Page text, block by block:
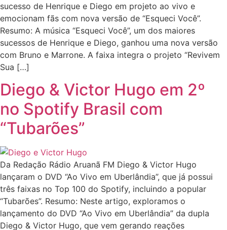
sucesso de Henrique e Diego em projeto ao vivo e
emocionam fãs com nova versão de “Esqueci Você”.
Resumo: A música “Esqueci Você”, um dos maiores
sucessos de Henrique e Diego, ganhou uma nova versão
com Bruno e Marrone. A faixa integra o projeto “Revivem
Sua […]
Diego & Victor Hugo em 2º
no Spotify Brasil com
“Tubarões”
Da Redação Rádio Aruanã FM Diego & Victor Hugo
lançaram o DVD “Ao Vivo em Uberlândia”, que já possui
três faixas no Top 100 do Spotify, incluindo a popular
“Tubarões”. Resumo: Neste artigo, exploramos o
lançamento do DVD “Ao Vivo em Uberlândia” da dupla
Diego & Victor Hugo, que vem gerando reações